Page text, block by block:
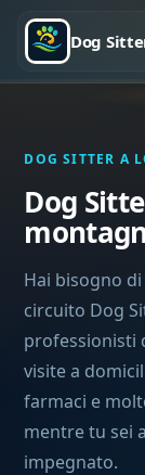
Dog
DOG SITTER A
Dog
Hai bisogno
circuito Dog
professionisti
visite a
farmaci e
mentre tu sei
impegnato.